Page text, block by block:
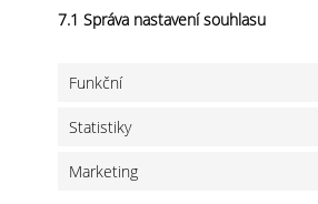
7.1 Správa nastavení souhlasu
Funkční
Statistiky
Marketing